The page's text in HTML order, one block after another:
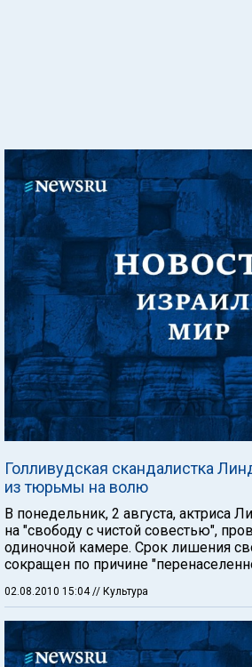
Голливудская скандалистка
из тюрьмы на волю
В понедельник, 2 августа, актриса
на "свободу с чистой совестью",
одиночной камере. Срок лишения
сокращен по причине
02.08.2010 15:04// Культура